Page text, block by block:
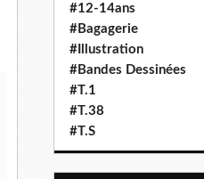
#12-14ans
#Bagagerie
#Illustration
#Bandes Dessinées
#T.1
#T.38
#T.S